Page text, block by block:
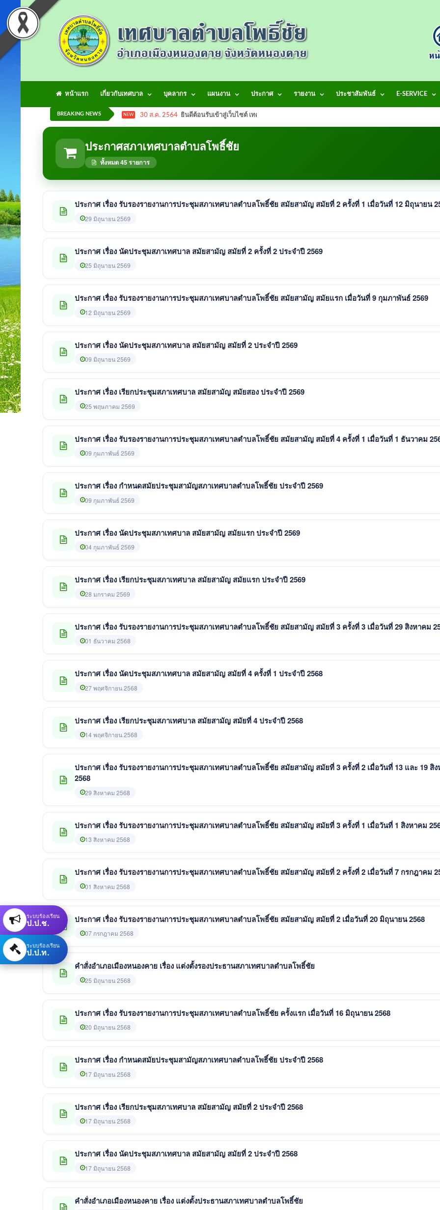
หน้าแรก เกี่ยวกับเทศบาล บุคลากร แผนงาน ประกาศ รายงาน ประชาสัมพันธ์ E-SERVICE
BREAKING NEWS NEW 30 ส.ค. 2564 ยินดีต้อนรับเข้าสู่เว็บไซต์ เทศบาลตำบลโพธิ์ชัย
ประกาศสภาเทศบาลตำบลโพธิ์ชัย
ทั้งหมด 45 รายการ
ประกาศ เรื่อง รับรองรายงานการประชุมสภาเทศบาลตำบลโพธิ์ชัย สมัยสามัญ สมัยที่ 2 ครั้งที่ 1 เมื่อวันที่ 12 มิถุนายน
29 มิถุนายน 2569
ประกาศ เรื่อง นัดประชุมสภาเทศบาล สมัยสามัญ สมัยที่ 2 ครั้งที่ 2 ประจำปี 2569
25 มิถุนายน 2569
ประกาศ เรื่อง รับรองรายงานการประชุมสภาเทศบาลตำบลโพธิ์ชัย สมัยสามัญ สมัยแรก เมื่อวันที่ 9 กุมภาพันธ์ 2569
12 มิถุนายน 2569
ประกาศ เรื่อง นัดประชุมสภาเทศบาล สมัยสามัญ สมัยที่ 2 ประจำปี 2569
09 มิถุนายน 2569
ประกาศ เรื่อง เรียกประชุมสภาเทศบาล สมัยสามัญ สมัยสอง ประจำปี 2569
25 พฤษภาคม 2569
ประกาศ เรื่อง รับรองรายงานการประชุมสภาเทศบาลตำบลโพธิ์ชัย สมัยสามัญ สมัยที่ 4 ครั้งที่ 1 เมื่อวันที่ 1 ธันวาคม
09 กุมภาพันธ์ 2569
ประกาศ เรื่อง กำหนดสมัยประชุมสามัญสภาเทศบาลตำบลโพธิ์ชัย ประจำปี 2569
09 กุมภาพันธ์ 2569
ประกาศ เรื่อง นัดประชุมสภาเทศบาล สมัยสามัญ สมัยแรก ประจำปี 2569
04 กุมภาพันธ์ 2569
ประกาศ เรื่อง เรียกประชุมสภาเทศบาล สมัยสามัญ สมัยแรก ประจำปี 2569
28 มกราคม 2569
ประกาศ เรื่อง รับรองรายงานการประชุมสภาเทศบาลตำบลโพธิ์ชัย สมัยสามัญ สมัยที่ 3 ครั้งที่ 3 เมื่อวันที่ 29 สิงหาคม
01 ธันวาคม 2568
ประกาศ เรื่อง นัดประชุมสภาเทศบาล สมัยสามัญ สมัยที่ 4 ครั้งที่ 1 ประจำปี 2568
27 พฤศจิกายน 2568
ประกาศ เรื่อง เรียกประชุมสภาเทศบาล สมัยสามัญ สมัยที่ 4 ประจำปี 2568
14 พฤศจิกายน 2568
ประกาศ เรื่อง รับรองรายงานการประชุมสภาเทศบาลตำบลโพธิ์ชัย สมัยสามัญ สมัยที่ 3 ครั้งที่ 2 เมื่อวันที่ 13 และ 19 สิ
2568
29 สิงหาคม 2568
ประกาศ เรื่อง รับรองรายงานการประชุมสภาเทศบาลตำบลโพธิ์ชัย สมัยสามัญ สมัยที่ 3 ครั้งที่ 1 เมื่อวันที่ 1 สิงหาคม
13 สิงหาคม 2568
ประกาศ เรื่อง รับรองรายงานการประชุมสภาเทศบาลตำบลโพธิ์ชัย สมัยสามัญ สมัยที่ 2 ครั้งที่ 2 เมื่อวันที่ 7 กรกฎาคม
01 สิงหาคม 2568
ประกาศ เรื่อง รับรองรายงานการประชุมสภาเทศบาลตำบลโพธิ์ชัย สมัยสามัญ สมัยที่ 2 เมื่อวันที่ 20 มิถุนายน 2568
07 กรกฎาคม 2568
คำสั่งอำเภอเมืองหนองคาย เรื่อง แต่งตั้งรองประธานสภาเทศบาลตำบลโพธิ์ชัย
25 มิถุนายน 2568
ประกาศ เรื่อง รับรองรายงานการประชุมสภาเทศบาลตำบลโพธิ์ชัย ครั้งแรก เมื่อวันที่ 16 มิถุนายน 2568
20 มิถุนายน 2568
ประกาศ เรื่อง กำหนดสมัยประชุมสามัญสภาเทศบาลตำบลโพธิ์ชัย ประจำปี 2568
17 มิถุนายน 2568
ประกาศ เรื่อง เรียกประชุมสภาเทศบาล สมัยสามัญ สมัยที่ 2 ประจำปี 2568
17 มิถุนายน 2568
ประกาศ เรื่อง นัดประชุมสภาเทศบาล สมัยสามัญ สมัยที่ 2 ประจำปี 2568
17 มิถุนายน 2568
คำสั่งอำเภอเมืองหนองคาย เรื่อง แต่งตั้งประธานสภาเทศบาลตำบลโพธิ์ชัย
ระบบร้องเรียน
ป.ป.ช.
ระบบร้องเรียน
ป.ป.ท.